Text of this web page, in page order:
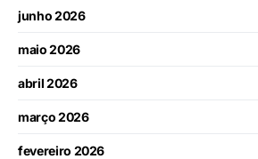
junho 2026
maio 2026
abril 2026
março 2026
fevereiro 2026